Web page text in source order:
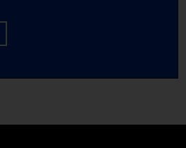
stronastrona